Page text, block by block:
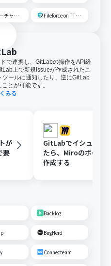
快速サーチャーGX Fileforce on TTS Cloud
で連携し、GitLabの操作をAPI経
上で新規Issueが作成されたこ
ツールに通知したり、逆にGitLab
とが可能です。
みる
が
要
GitLabでイシューが
たら、Miroのボード
作成する
Backlog
BugHerd
Connecteam